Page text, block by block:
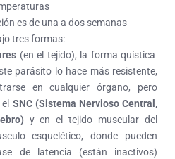
es de una a dos semanas
tres formas:
(en el tejido), la forma quística
parásito lo hace más resistente,
en cualquier órgano, pero
SNC (Sistema Nervioso Central,
y en el tejido muscular del
esquelético, donde pueden
de latencia (están inactivos)